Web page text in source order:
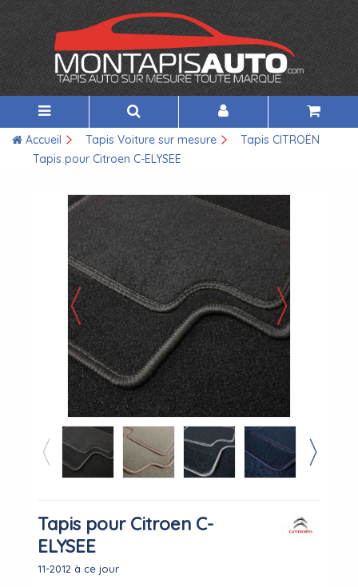
Accueil Tapis Voiture sur mesure
Tapis CITROËN
Tapis pour Citroen C-ELYSEE
Tapis pour Citroen C-
ELYSEE
11-2012 à ce jour